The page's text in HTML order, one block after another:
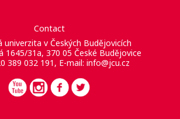
Contact
univerzita v Českých Budějovicích
1645/31a, 370 05 České Budějovice
389 032 191, E-mail: info@jcu.cz